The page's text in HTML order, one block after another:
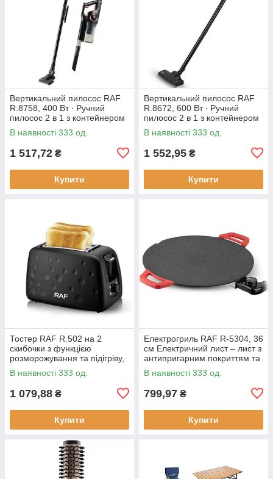
Вертикальний пилосос RAF
R.8758, 400 Вт ∙ Ручний
пилосос 2 в 1 з контейнером
В наявності 333 од.
1 517,72 ₴
Купити
Вертикальний пилосос RAF
R.8672, 600 Вт ∙ Ручний
пилосос 2 в 1 з контейнером
В наявності 333 од.
1 552,95 ₴
Купити
Тостер RAF R.502 на 2
скибочки з функцією
розморожування та підігріву,
930 Вт
В наявності 333 од.
1 079,88 ₴
Купити
Електрогриль RAF R-5304, 36
см Електричний лист – лист з
антипригарним покриттям та
регулюванням температури
смаження, 1800 Вт
В наявності 333 од.
799,97 ₴
Купити